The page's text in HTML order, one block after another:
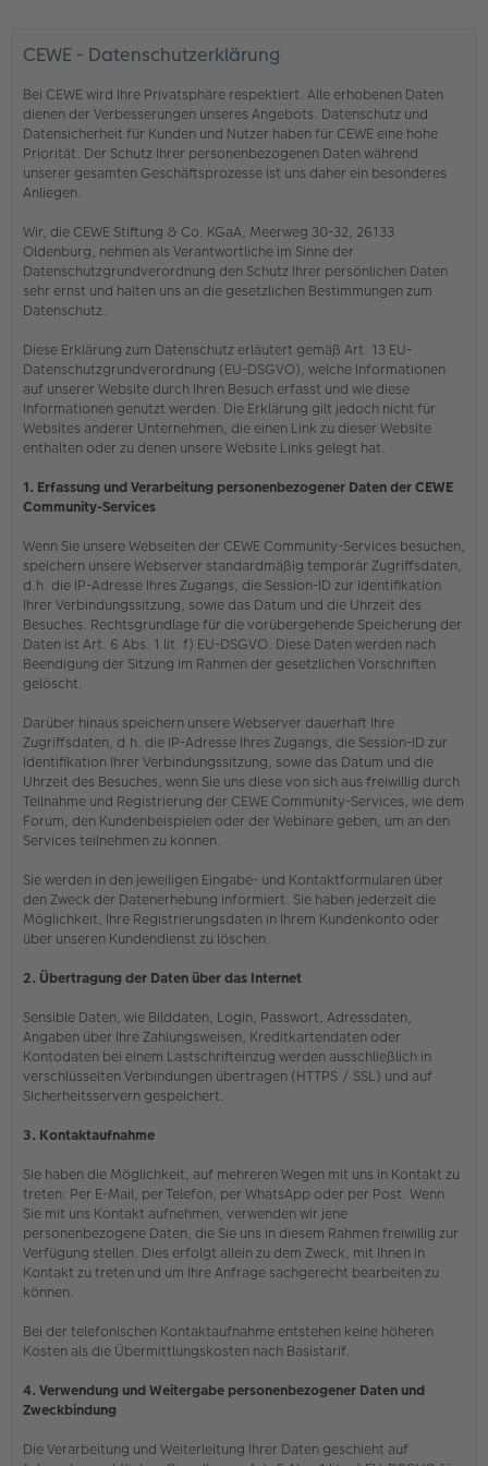
CEWE - Datenschutzerklärung
Bei CEWE wird Ihre Privatsphäre respektiert. Alle erhobenen Daten
dienen der Verbesserungen unseres Angebots. Datenschutz und
Datensicherheit für Kunden und Nutzer haben für CEWE eine hohe
Priorität. Der Schutz Ihrer personenbezogenen Daten während
unserer gesamten Geschäftsprozesse ist uns daher ein besonderes
Anliegen.
Wir, die CEWE Stiftung & Co. KGaA, Meerweg 30-32, 26133
Oldenburg, nehmen als Verantwortliche im Sinne der
Datenschutzgrundverordnung den Schutz Ihrer persönlichen Daten
sehr ernst und halten uns an die gesetzlichen Bestimmungen zum
Datenschutz.
Diese Erklärung zum Datenschutz erläutert gemäß Art. 13 EU-
Datenschutzgrundverordnung (EU-DSGVO), welche Informationen
auf unserer Website durch Ihren Besuch erfasst und wie diese
Informationen genutzt werden. Die Erklärung gilt jedoch nicht für
Websites anderer Unternehmen, die einen Link zu dieser Website
enthalten oder zu denen unsere Website Links gelegt hat.
1. Erfassung und Verarbeitung personenbezogener Daten der CEWE
Community-Services
Wenn Sie unsere Webseiten der CEWE Community-Services besuchen,
speichern unsere Webserver standardmäßig temporär Zugriffsdaten,
d.h. die IP-Adresse Ihres Zugangs, die Session-ID zur Identifikation
Ihrer Verbindungssitzung, sowie das Datum und die Uhrzeit des
Besuches. Rechtsgrundlage für die vorübergehende Speicherung der
Daten ist Art. 6 Abs. 1 lit. f) EU-DSGVO. Diese Daten werden nach
Beendigung der Sitzung im Rahmen der gesetzlichen Vorschriften
gelöscht.
Darüber hinaus speichern unsere Webserver dauerhaft Ihre
Zugriffsdaten, d.h. die IP-Adresse Ihres Zugangs, die Session-ID zur
Identifikation Ihrer Verbindungssitzung, sowie das Datum und die
Uhrzeit des Besuches, wenn Sie uns diese von sich aus freiwillig durch
Teilnahme und Registrierung der CEWE Community-Services, wie dem
Forum, den Kundenbeispielen oder der Webinare geben, um an den
Services teilnehmen zu können.
Sie werden in den jeweiligen Eingabe- und Kontaktformularen über
den Zweck der Datenerhebung informiert. Sie haben jederzeit die
Möglichkeit, Ihre Registrierungsdaten in Ihrem Kundenkonto oder
über unseren Kundendienst zu löschen.
2. Übertragung der Daten über das Internet
Sensible Daten, wie Bilddaten, Login, Passwort, Adressdaten,
Angaben über Ihre Zahlungsweisen, Kreditkartendaten oder
Kontodaten bei einem Lastschrifteinzug werden ausschließlich in
verschlüsselten Verbindungen übertragen (HTTPS / SSL) und auf
Sicherheitsservern gespeichert.
3. Kontaktaufnahme
Sie haben die Möglichkeit, auf mehreren Wegen mit uns in Kontakt zu
treten: Per E-Mail, per Telefon, per WhatsApp oder per Post. Wenn
Sie mit uns Kontakt aufnehmen, verwenden wir jene
personenbezogene Daten, die Sie uns in diesem Rahmen freiwillig zur
Verfügung stellen. Dies erfolgt allein zu dem Zweck, mit Ihnen in
Kontakt zu treten und um Ihre Anfrage sachgerecht bearbeiten zu
können.
Bei der telefonischen Kontaktaufnahme entstehen keine höheren
Kosten als die Übermittlungskosten nach Basistarif.
4. Verwendung und Weitergabe personenbezogener Daten und
Zweckbindung
Die Verarbeitung und Weiterleitung Ihrer Daten geschieht auf